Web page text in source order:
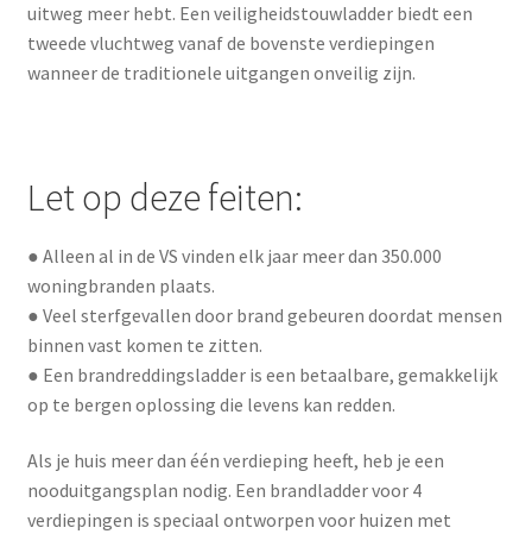
uitweg meer hebt. Een veiligheidstouwladder biedt een
tweede vluchtweg vanaf de bovenste verdiepingen
wanneer de traditionele uitgangen onveilig zijn.
Let op deze feiten:
● Alleen al in de VS vinden elk jaar meer dan 350.000
woningbranden plaats.
● Veel sterfgevallen door brand gebeuren doordat mensen
binnen vast komen te zitten.
● Een brandreddingsladder is een betaalbare, gemakkelijk
op te bergen oplossing die levens kan redden.
Als je huis meer dan één verdieping heeft, heb je een
nooduitgangsplan nodig. Een brandladder voor 4
verdiepingen is speciaal ontworpen voor huizen met